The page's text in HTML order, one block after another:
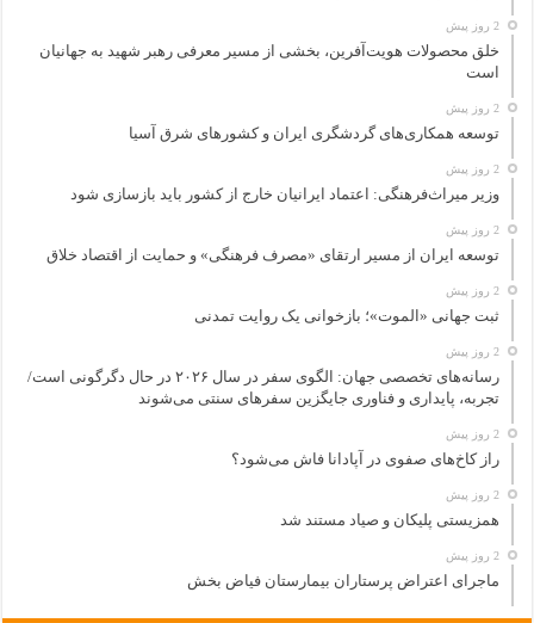
2 روز پیش
خلق محصولات هویت‌آفرین، بخشی از مسیر معرفی رهبر شهید به جهانیان
است
2 روز پیش
توسعه همکاری‌های گردشگری ایران و کشورهای شرق آسیا
2 روز پیش
وزیر میراث‌فرهنگی: اعتماد ایرانیان خارج از کشور باید بازسازی شود
2 روز پیش
توسعه ایران از مسیر ارتقای «مصرف فرهنگی» و حمایت از اقتصاد خلاق
2 روز پیش
ثبت جهانی «الموت»؛ بازخوانی یک روایت تمدنی
2 روز پیش
رسانه‌های تخصصی جهان: الگوی سفر در سال ۲۰۲۶ در حال دگرگونی است/
تجربه، پایداری و فناوری جایگزین سفرهای سنتی می‌شوند
2 روز پیش
راز کاخ‌های صفوی در آپادانا فاش می‌شود؟
2 روز پیش
همزیستی پلیکان و صیاد مستند شد
2 روز پیش
ماجرای اعتراض پرستاران بیمارستان فیاض بخش